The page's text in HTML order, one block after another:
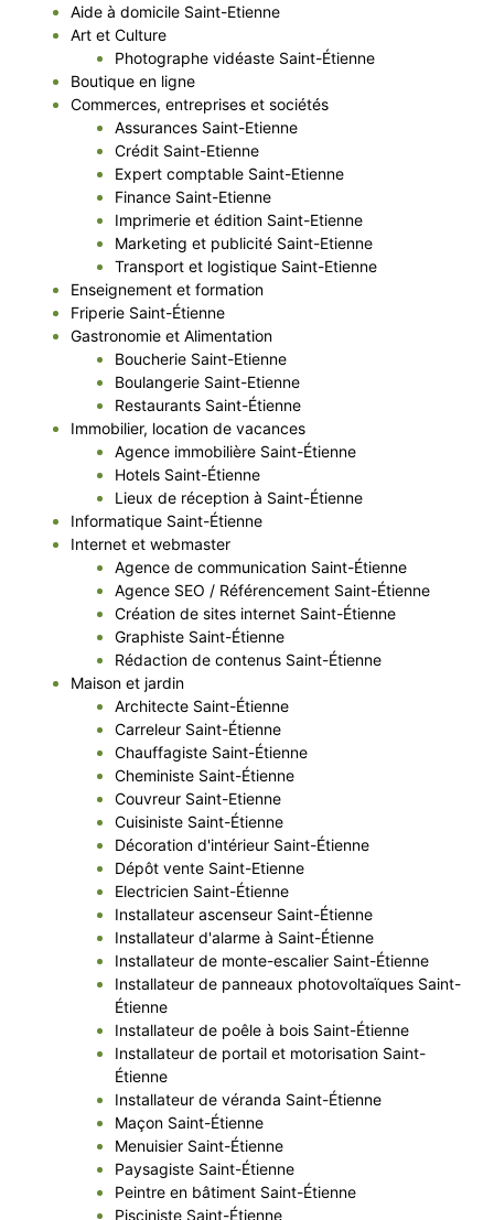
Aide à domicile Saint-Etienne
Art et Culture
Photographe vidéaste Saint-Étienne
Boutique en ligne
Commerces, entreprises et sociétés
Assurances Saint-Etienne
Crédit Saint-Etienne
Expert comptable Saint-Etienne
Finance Saint-Etienne
Imprimerie et édition Saint-Etienne
Marketing et publicité Saint-Etienne
Transport et logistique Saint-Etienne
Enseignement et formation
Friperie Saint-Étienne
Gastronomie et Alimentation
Boucherie Saint-Etienne
Boulangerie Saint-Etienne
Restaurants Saint-Étienne
Immobilier, location de vacances
Agence immobilière Saint-Étienne
Hotels Saint-Étienne
Lieux de réception à Saint-Étienne
Informatique Saint-Étienne
Internet et webmaster
Agence de communication Saint-Étienne
Agence SEO / Référencement Saint-Étienne
Création de sites internet Saint-Étienne
Graphiste Saint-Étienne
Rédaction de contenus Saint-Étienne
Maison et jardin
Architecte Saint-Étienne
Carreleur Saint-Étienne
Chauffagiste Saint-Étienne
Cheministe Saint-Étienne
Couvreur Saint-Etienne
Cuisiniste Saint-Étienne
Décoration d'intérieur Saint-Étienne
Dépôt vente Saint-Etienne
Electricien Saint-Étienne
Installateur ascenseur Saint-Étienne
Installateur d'alarme à Saint-Étienne
Installateur de monte-escalier Saint-Étienne
Installateur de panneaux photovoltaïques Saint-
Étienne
Installateur de poêle à bois Saint-Étienne
Installateur de portail et motorisation Saint-
Étienne
Installateur de véranda Saint-Étienne
Maçon Saint-Étienne
Menuisier Saint-Étienne
Paysagiste Saint-Étienne
Peintre en bâtiment Saint-Étienne
Pisciniste Saint-Étienne